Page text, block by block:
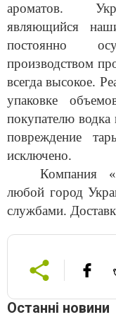
ароматов.
являющийся
постоянно
производством
всегда высокое.
упаковке
покупателю
повреждение
исключено.
Компания
любой город
службами.
Останні новини